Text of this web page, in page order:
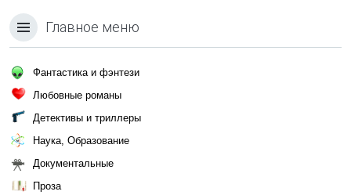
Главное меню
Фантастика и фэнтези
Любовные романы
Детективы и триллеры
Наука, Образование
Документальные
Проза